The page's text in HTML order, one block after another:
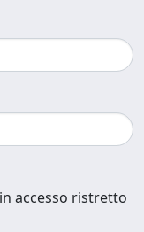
accesso ristretto